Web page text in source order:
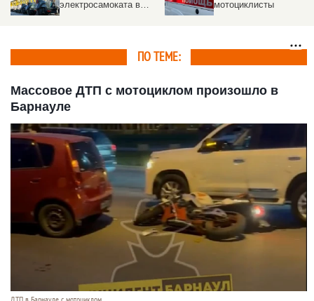
электросамоката в
мотоциклисты
ПО ТЕМЕ:
Массовое ДТП с мотоциклом произошло в
Барнауле